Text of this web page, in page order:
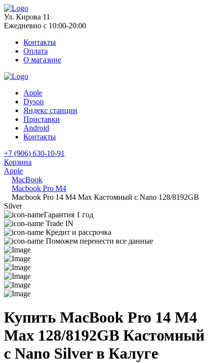
Ул. Кирова 11
Ежедневно с 10:00-20:00
Контакты
Оплата
О магазине
Apple
Dyson
Яндекс станции
Приставки
Android
Контакты
+7 (906) 630-10-91
Корзина
Apple
MacBook
Macbook Pro M4
Macbook Pro 14 M4 Max Кастомный с Nano 128/8192GB
Silver
Гарантия 1 год
Trade IN
Кредит и рассрочка
Поможем перенести все данные
Купить MacBook Pro 14 M4
Max 128/8192GB Кастомный
с Nano Silver в Калуге